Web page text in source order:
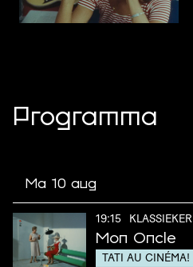
Programma
Ma 10 aug
19:15 KLASSIEKER
Mon Oncle
TATI AU CINÉMA!